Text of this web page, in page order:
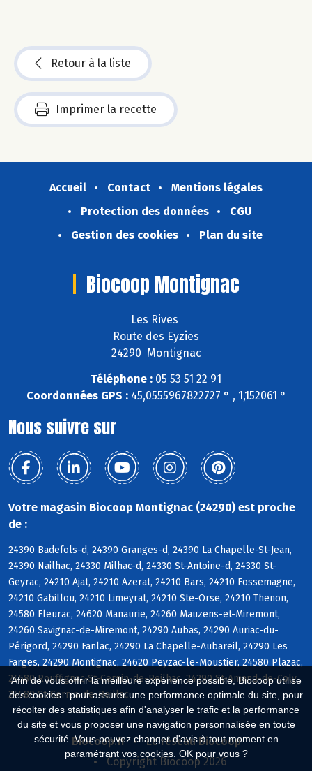
Afin de vous offrir la meilleure expérience possible, Biocoop utilise
des cookies : pour assurer une performance optimale du site, pour
récolter des statistiques afin d'analyser le trafic et la performance
du site et vous proposer une navigation personnalisée en toute
sécurité. Vous pouvez changer d'avis à tout moment en
paramétrant vos cookies. OK pour vous ?
Retour à la liste
Imprimer la recette
Accueil Contact
Mentions légales
Protection des données
CGU
Gestion des cookies
Plan du site
Biocoop Montignac
Les Rives
Route des Eyzies
24290 Montignac
Téléphone : 05 53 51 22 91
Coordonnées GPS :45,0555967822727 ° , 1,152061 °
Nous suivre sur
Votre magasin Biocoop Montignac (24290) est proche
de :
24390 Badefols-d, 24390 Granges-d, 24390 La Chapelle-St-Jean,
24390 Nailhac, 24330 Milhac-d, 24330 St-Antoine-d, 24330 St-
Geyrac, 24210 Ajat, 24210 Azerat, 24210 Bars, 24210 Fossemagne,
24210 Gabillou, 24210 Limeyrat, 24210 Ste-Orse, 24210 Thenon,
24580 Fleurac, 24620 Manaurie, 24260 Mauzens-et-Miremont,
24260 Savignac-de-Miremont, 24290 Aubas, 24290 Auriac-du-
Périgord, 24290 Fanlac, 24290 La Chapelle-Aubareil, 24290 Les
Farges, 24290 Montignac, 24620 Peyzac-le-Moustier, 24580 Plazac,
24580 Rouffignac-St-Cernin-de-Reilhac, 24290 St-Amand-de-Coly,
24580 St-Cernin-de-Reillac
Biocoop.fr
Le réseau Biocoop
Copyright Biocoop 2026